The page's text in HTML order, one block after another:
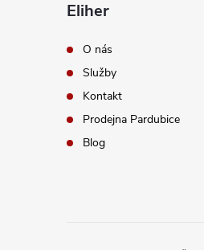
Eliher
O nás
Služby
Kontakt
Prodejna Pardubice
Blog